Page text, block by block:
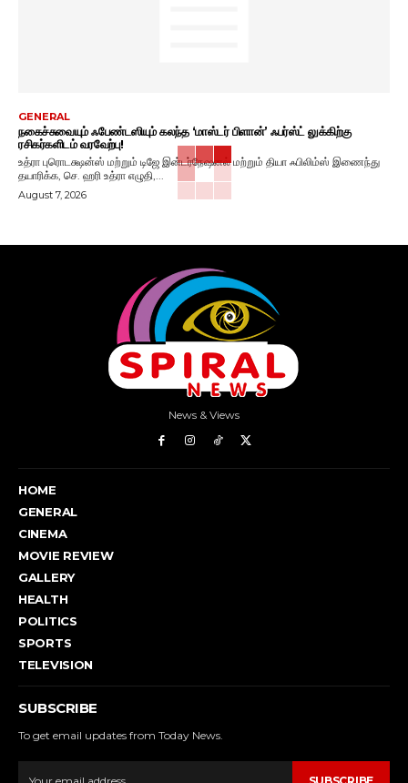
GENERAL
நகைச்சுவையும் ஃபேண்டஸியும் கலந்த ‘மாஸ்டர் பிளான்’ ஃபர்ஸ்ட் லுக்கிற்கு
ரசிகர்களிடம் வரவேற்பு!
உத்ரா புரொடக்ஷன்ஸ் மற்றும் டிஜே இன்டர்நேஷனல் மற்றும் தியா ஃபிலிம்ஸ் இணைந்து
தயாரிக்க, செ. ஹரி உத்ரா எழுதி,...
August 7, 2026
News & Views
HOME
GENERAL
CINEMA
MOVIE REVIEW
GALLERY
HEALTH
POLITICS
SPORTS
TELEVISION
SUBSCRIBE
To get email updates from Today News.